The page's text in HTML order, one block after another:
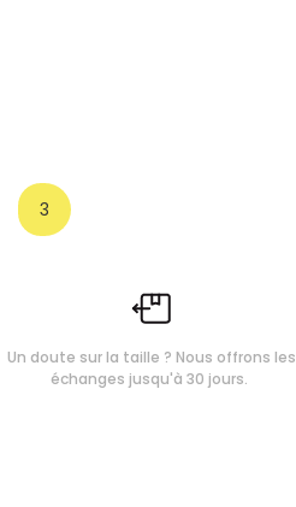
3
Un doute sur la taille ? Nous offrons les
échanges jusqu'à 30 jours.